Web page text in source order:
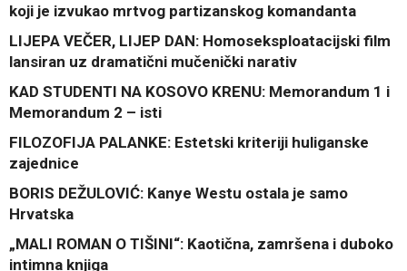
koji je izvukao mrtvog partizanskog komandanta
LIJEPA VEČER, LIJEP DAN: Homoseksploatacijski film
lansiran uz dramatični mučenički narativ
KAD STUDENTI NA KOSOVO KRENU: Memorandum 1 i
Memorandum 2 – isti
FILOZOFIJA PALANKE: Estetski kriteriji huliganske
zajednice
BORIS DEŽULOVIĆ: Kanye Westu ostala je samo
Hrvatska
„MALI ROMAN O TIŠINI“: Kaotična, zamršena i duboko
intimna knjiga